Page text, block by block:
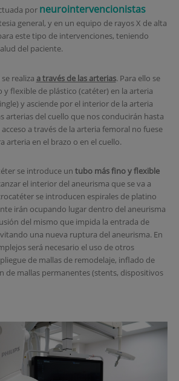
por neurointervencionistas
general, y en un equipo de rayos X de alta
este tipo de intervenciones, teniendo
del paciente.
realiza a través de las arterias. Para ello se
flexible de plástico (catéter) en la arteria
y asciende por el interior de la arteria
arterias del cuello que nos conducirán hasta
acceso a través de la arteria femoral no fuese
arteria en el brazo o en el cuello.
se introduce un tubo más fino y flexible
el interior del aneurisma que se va a
se introducen espirales de platino
irán ocupando lugar dentro del aneurisma
del mismo que impida la entrada de
una nueva ruptura del aneurisma. En
será necesario el uso de otros
de mallas de remodelaje, inflado de
de mallas permanentes (stents, dispositivos